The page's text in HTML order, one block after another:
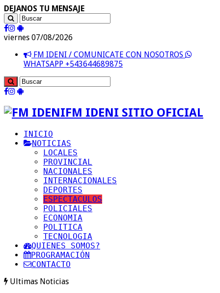
DEJANOS TU MENSAJE
viernes 07/08/2026
FM IDENI / COMUNICATE CON NOSOTROS
WHATSAPP +543644689875
FM IDENI SITIO OFICIAL
INICIO
NOTICIAS
LOCALES
PROVINCIAL
NACIONALES
INTERNACIONALES
DEPORTES
ESPECTACULOS
POLICIALES
ECONOMIA
POLITICA
TECNOLOGIA
QUIENES SOMOS?
PROGRAMACIÓN
CONTACTO
Ultimas Noticias